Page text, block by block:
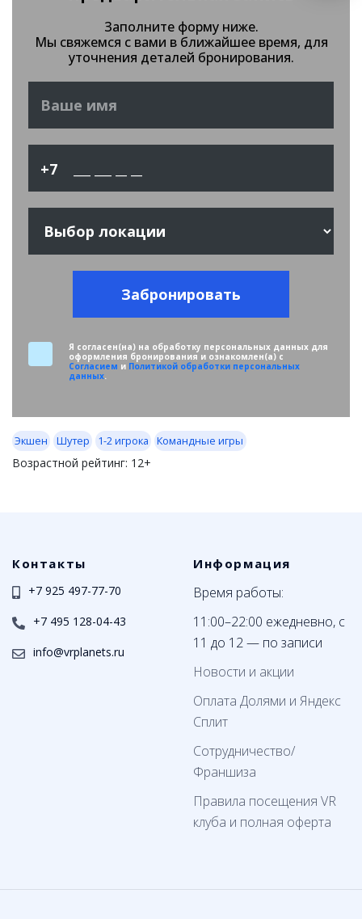
Заполните форму ниже.
Мы свяжемся с вами в ближайшее время, для
уточнения деталей бронирования.
+7
Забронировать
Я согласен(на) на обработку персональных данных для
оформления бронирования и ознакомлен(а) с
Согласием и Политикой обработки персональных
данных.
Экшен Шутер 1-2 игрока Командные игры
Возрастной рейтинг: 12+
Контакты
+7 925 497-77-70
+7 495 128-04-43
info@vrplanets.ru
Информация
Время работы:
11:00–22:00 ежедневно, с
11 до 12 — по записи
Новости и акции
Оплата Долями и Яндекс
Сплит
Сотрудничество/
Франшиза
Правила посещения VR
клуба и полная оферта